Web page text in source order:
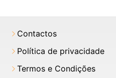
Contactos
Política de privacidade
Termos e Condições